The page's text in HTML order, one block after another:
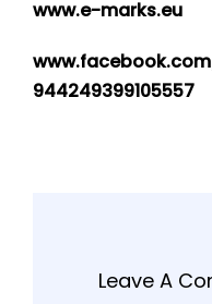
www.e-marks.eu
944249399105557
Leave A